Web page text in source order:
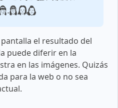
el resultado del
puede diferir en la
en las imágenes. Quizás
para la web o no sea